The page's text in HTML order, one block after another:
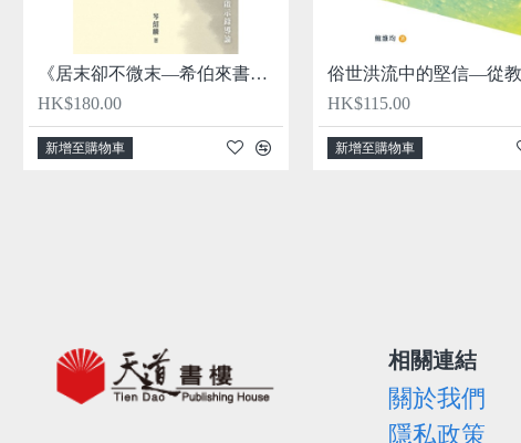
《居末卻不微末—希伯來書、大公書信及啟示錄導論》
HK$180.00
新增至購物車
HK$115.00
新增至購物車
相關連結
關於我們
隱私政策